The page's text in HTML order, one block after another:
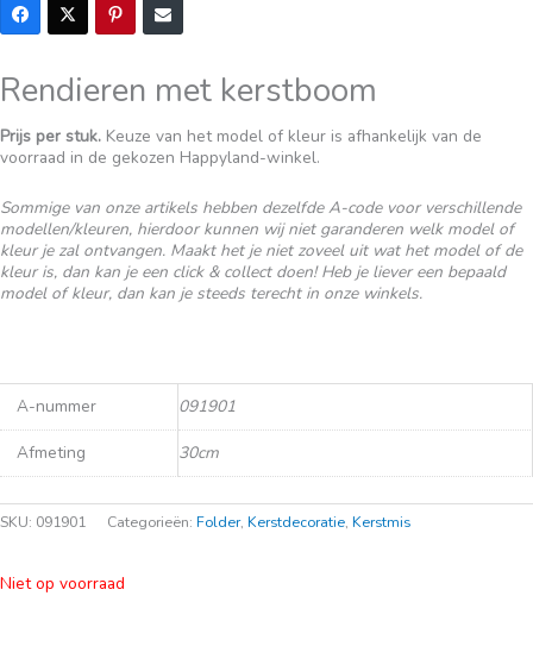
Rendieren met kerstboom
Prijs per stuk. Keuze van het model of kleur is afhankelijk van de
voorraad in de gekozen Happyland-winkel.
Sommige van onze artikels hebben dezelfde A-code voor verschillende
modellen/kleuren, hierdoor kunnen wij niet garanderen welk model of
kleur je zal ontvangen. Maakt het je niet zoveel uit wat het model of de
kleur is, dan kan je een click & collect doen! Heb je liever een bepaald
model of kleur, dan kan je steeds terecht in onze winkels.
A-nummer 091901
Afmeting 30cm
SKU: 091901 Categorieën: Folder, Kerstdecoratie, Kerstmis
Niet op voorraad